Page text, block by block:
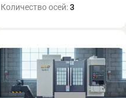
Количество осей:3